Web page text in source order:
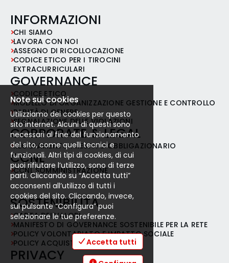
INFORMAZIONI
CHI SIAMO
LAVORA CON NOI
ASSEGNO DI RICOLLOCAZIONE
CODICE ETICO PER I TIROCINI
EXTRACURRICULARI
GOVERNANCE
CODICE ETICO
MODELLO DI ORGANIZZAZIONE GESTIONE E CONTROLLO
PARITÀ DI GENERE
SEGNALAZIONE DELLE VIOLAZIONI
CORPORATE & LEGAL
REGOLAMENTO PRESTITO OBBLIGAZIONARIO
CCNL
CCNL SOMMINISTRAZIONE
SOSTENIBILITÀ
CARTA DEI VALORI
MANIFESTO DI GOVERNANCE SOSTENIBILE PER LA RETE
POLICY VOLONTARIATO E IMPATTO SOCIALE
POLICY ACQUISTI RESPONSABILI
PRIVACY
Note sui cookies
Utilizziamo dei cookies per questo
sito internet. Alcuni di questi sono
necessari al fine del funzionamento
del sito, come quelli tecnici e
funzionali. Altri tipi di cookies, di cui
puoi rifiutare l’utilizzo, sono di terze
parti. Cliccando su “Accetta tutti”
acconsenti all’utilizzo di tutti i
cookies del sito. Cliccando, invece,
sul pulsante “Configura” puoi
selezionare le tue preferenze.
Accetta tutti